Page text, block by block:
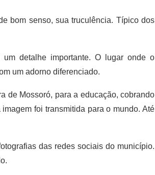
bom senso, sua truculência. Típico dos
um detalhe importante. O lugar onde o
um adorno diferenciado.
de Mossoró, para a educação, cobrando
foi transmitida para o mundo. Até
das redes sociais do município.